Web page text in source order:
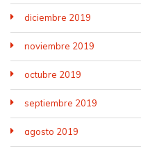
diciembre 2019
noviembre 2019
octubre 2019
septiembre 2019
agosto 2019